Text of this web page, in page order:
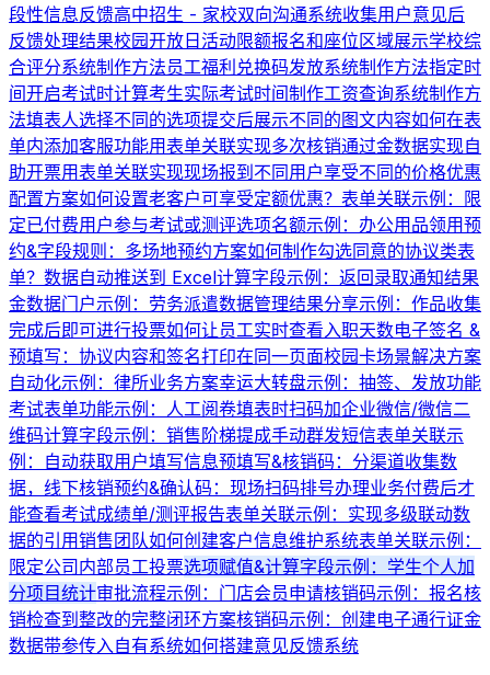
段性信息反馈高中招生 - 家校双向沟通系统收集用户意见后
反馈处理结果校园开放日活动限额报名和座位区域展示学校综
合评分系统制作方法员工福利兑换码发放系统制作方法指定时
间开启考试时计算考生实际考试时间制作工资查询系统制作方
法填表人选择不同的选项提交后展示不同的图文内容如何在表
单内添加客服功能用表单关联实现多次核销通过金数据实现自
助开票用表单关联实现现场报到不同用户享受不同的价格优惠
配置方案如何设置老客户可享受定额优惠？ 表单关联示例：限
定已付费用户参与考试或测评选项名额示例：办公用品领用预
约&字段规则：多场地预约方案如何制作勾选同意的协议类表
单？ 数据自动推送到 Excel计算字段示例：返回录取通知结果
金数据门户示例：劳务派遣数据管理结果分享示例：作品收集
完成后即可进行投票如何让员工实时查看入职天数电子签名 &
预填写：协议内容和签名打印在同一页面校园卡场景解决方案
自动化示例：律所业务方案幸运大转盘示例：抽签、发放功能
考试表单功能示例：人工阅卷填表时扫码加企业微信/微信二
维码计算字段示例：销售阶梯提成手动群发短信表单关联示
例：自动获取用户填写信息预填写&核销码：分渠道收集数
据，线下核销预约&确认码：现场扫码排号办理业务付费后才
能查看考试成绩单/测评报告表单关联示例：实现多级联动数
据的引用销售团队如何创建客户信息维护系统表单关联示例：
限定公司内部员工投票选项赋值&计算字段示例：学生个人加
分项目统计审批流程示例：门店会员申请核销码示例：报名核
销检查到整改的完整闭环方案核销码示例：创建电子通行证金
数据带参传入自有系统如何搭建意见反馈系统